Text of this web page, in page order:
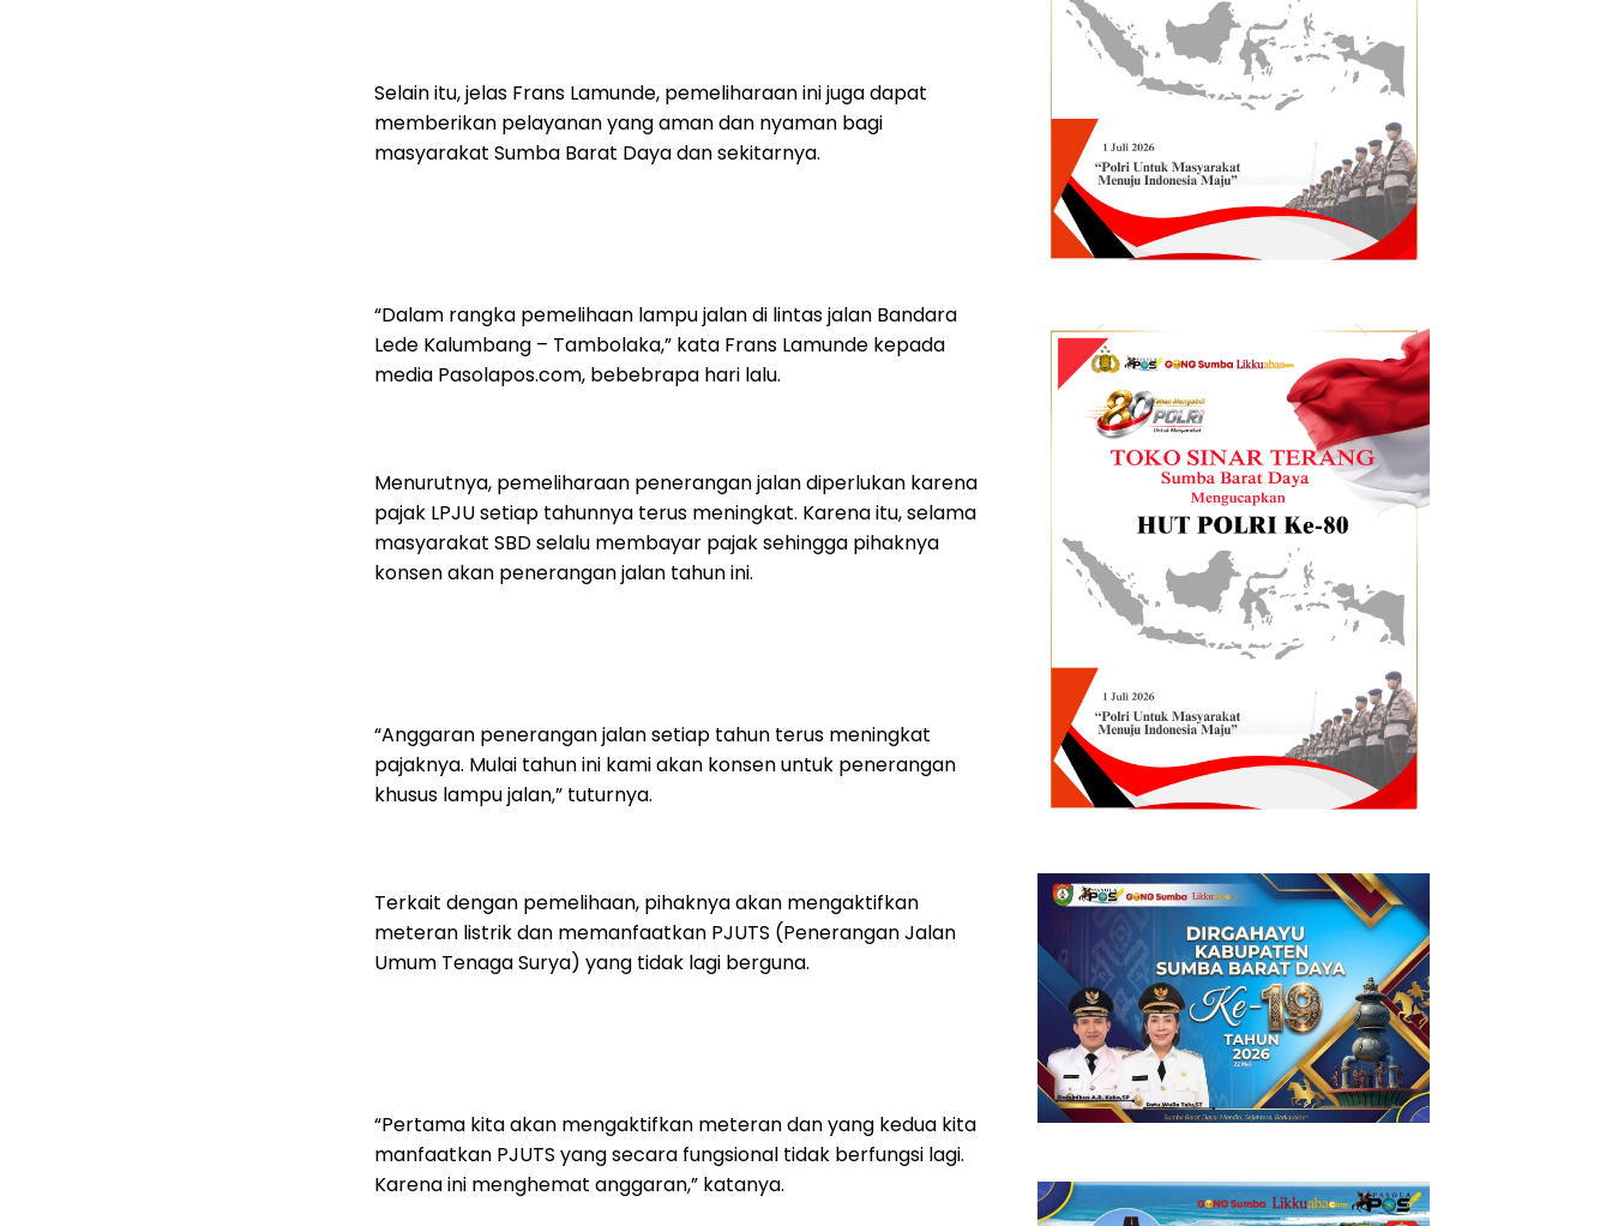
Selain itu, jelas Frans Lamunde, pemeliharaan ini juga dapat
memberikan pelayanan yang aman dan nyaman bagi
masyarakat Sumba Barat Daya dan sekitarnya.
“Dalam rangka pemelihaan lampu jalan di lintas jalan Bandara
Lede Kalumbang – Tambolaka,” kata Frans Lamunde kepada
media Pasolapos.com, bebebrapa hari lalu.
Menurutnya, pemeliharaan penerangan jalan diperlukan karena
pajak LPJU setiap tahunnya terus meningkat. Karena itu, selama
masyarakat SBD selalu membayar pajak sehingga pihaknya
konsen akan penerangan jalan tahun ini.
“Anggaran penerangan jalan setiap tahun terus meningkat
pajaknya. Mulai tahun ini kami akan konsen untuk penerangan
khusus lampu jalan,” tuturnya.
Terkait dengan pemelihaan, pihaknya akan mengaktifkan
meteran listrik dan memanfaatkan PJUTS (Penerangan Jalan
Umum Tenaga Surya) yang tidak lagi berguna.
“Pertama kita akan mengaktifkan meteran dan yang kedua kita
manfaatkan PJUTS yang secara fungsional tidak berfungsi lagi.
Karena ini menghemat anggaran,” katanya.